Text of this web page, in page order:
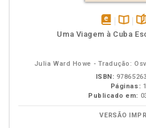
disponível
Uma Viagem à Cuba
Julia Ward Howe - Tradução:
ISBN:
Páginas:
Publicado em:
VERSÃO